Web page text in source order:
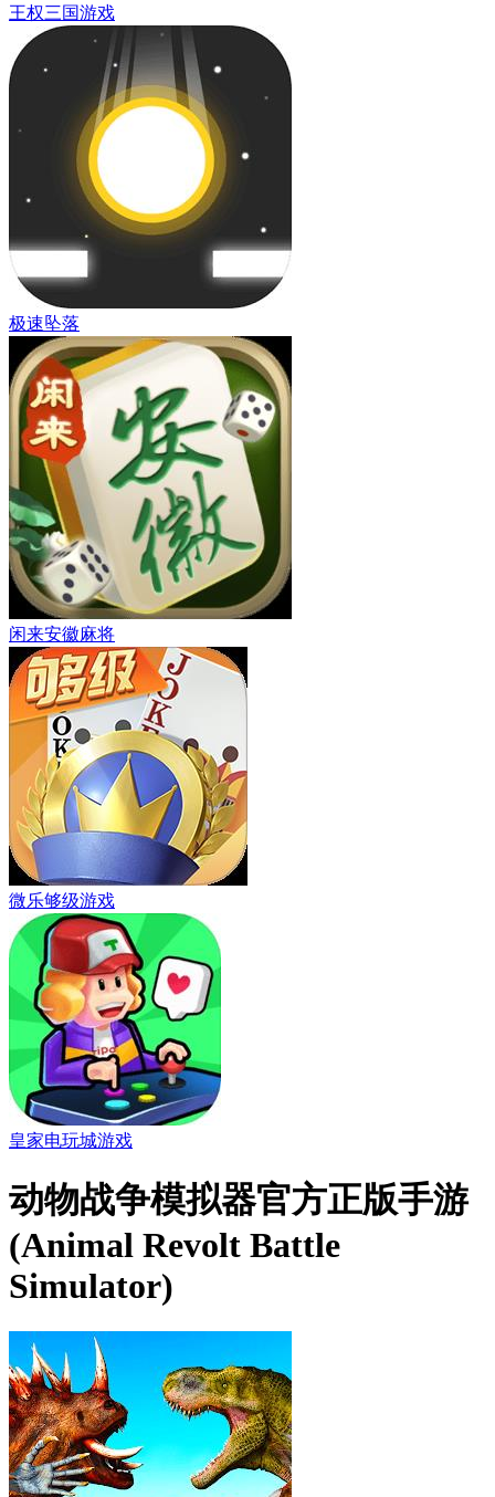
王权三国游戏
极速坠落
闲来安徽麻将
微乐够级游戏
皇家电玩城游戏
动物战争模拟器官方正版手游
(Animal Revolt Battle
Simulator)